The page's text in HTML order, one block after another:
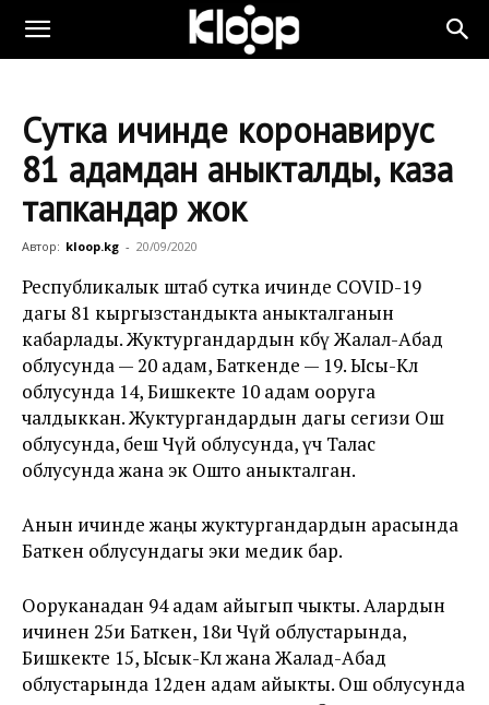
Сутка ичинде коронавирус
81 адамдан аныкталды, каза
тапкандар жок
Автор: kloop.kg - 20/09/2020
Республикалык штаб сутка ичинде COVID-19
дагы 81 кыргызстандыкта аныкталганын
кабарлады. Жуктургандардын көбү Жалал-Абад
облусунда — 20 адам, Баткенде — 19. Ысы-Көл
облусунда 14, Бишкекте 10 адам ооруга
чалдыккан. Жуктургандардын дагы сегизи Ош
облусунда, бешөө Чүй облусунда, үчөө Талас
облусунда жана экөө Ошто аныкталган.
Анын ичинде жаңы жуктургандардын арасында
Баткен облусундагы эки медик бар.
Ооруканадан 94 адам айыгып чыкты. Алардын
ичинен 25и Баткен, 18и Чүй облустарында,
Бишкекте 15, Ысык-Көл жана Жалад-Абад
облустарында 12ден адам айыкты. Ош облусунда